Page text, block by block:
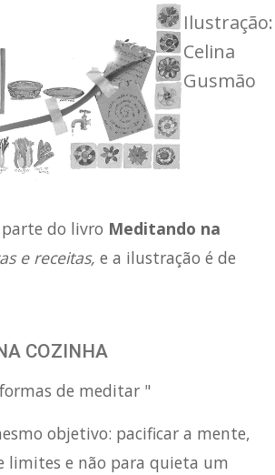
Ilustração:
Celina
Gusmão
do livro Meditando na
e receitas, e a ilustração é de
COZINHA
de meditar "
objetivo: pacificar a mente,
limites e não para quieta um